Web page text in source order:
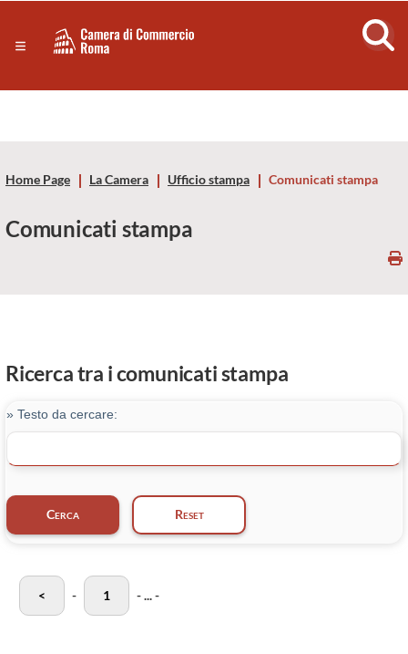
Servizi
Risorse Principali
Camera
Commercio
di
Roma
Roma
Home Page La Camera Ufficio stampa Comunicati stampa
Comunicati stampa
Ricerca tra i comunicati stampa
» Testo da cercare:
< - 1 -...-